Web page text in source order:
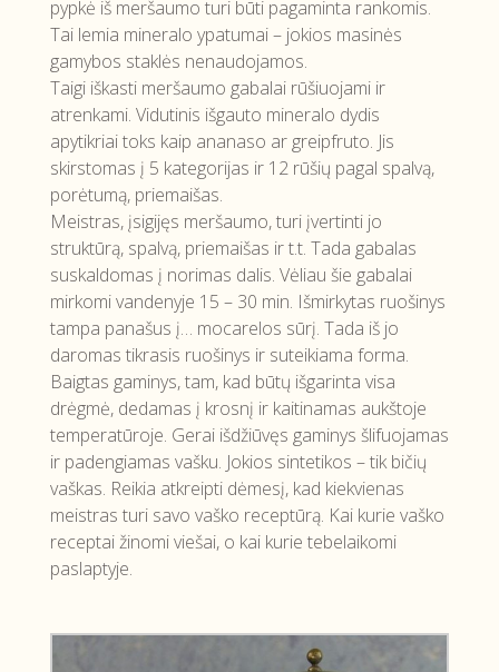
pypkė iš meršaumo turi būti pagaminta rankomis.
Tai lemia mineralo ypatumai – jokios masinės
gamybos staklės nenaudojamos.
Taigi iškasti meršaumo gabalai rūšiuojami ir
atrenkami. Vidutinis išgauto mineralo dydis
apytikriai toks kaip ananaso ar greipfruto. Jis
skirstomas į 5 kategorijas ir 12 rūšių pagal spalvą,
porėtumą, priemaišas.
Meistras, įsigijęs meršaumo, turi įvertinti jo
struktūrą, spalvą, priemaišas ir t.t. Tada gabalas
suskaldomas į norimas dalis. Vėliau šie gabalai
mirkomi vandenyje 15 – 30 min. Išmirkytas ruošinys
tampa panašus į… mocarelos sūrį. Tada iš jo
daromas tikrasis ruošinys ir suteikiama forma.
Baigtas gaminys, tam, kad būtų išgarinta visa
drėgmė, dedamas į krosnį ir kaitinamas aukštoje
temperatūroje. Gerai išdžiūvęs gaminys šlifuojamas
ir padengiamas vašku. Jokios sintetikos – tik bičių
vaškas. Reikia atkreipti dėmesį, kad kiekvienas
meistras turi savo vaško receptūrą. Kai kurie vaško
receptai žinomi viešai, o kai kurie tebelaikomi
paslaptyje.